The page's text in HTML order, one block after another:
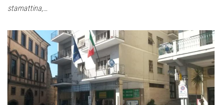
stamattina,…